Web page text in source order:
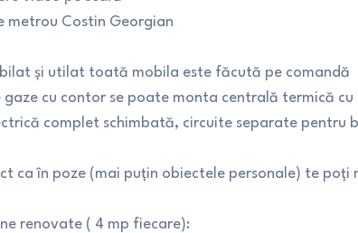
metrou Costin Georgian
și utilat toată mobila este făcută pe comandă
gaze cu contor se poate monta centrală termică cu
complet schimbată, circuite separate pentru
ca în poze (mai puțin obiectele personale) te poți
renovate ( 4 mp fiecare):